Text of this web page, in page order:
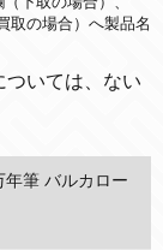
取の場合）へ製品名
いては、ない
筆 バルカロー